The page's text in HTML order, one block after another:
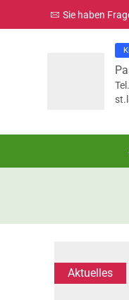
Sie haben
Aktuelles